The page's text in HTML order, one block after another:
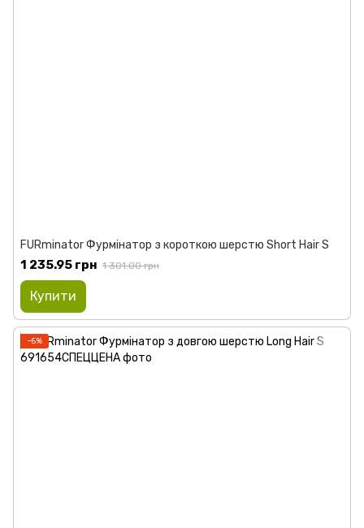
FURminator Фурмінатор з короткою шерстю Short Hair S
1 235.95 грн 1 301.00 грн
Купити
−5%